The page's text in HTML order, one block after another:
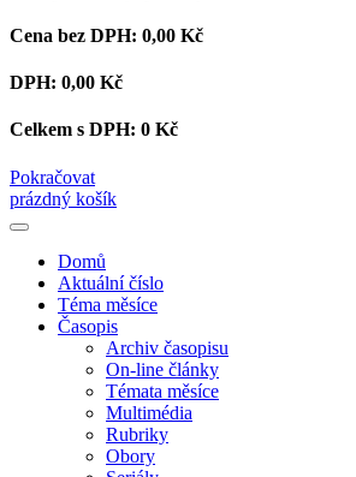
Cena bez DPH: 0,00 Kč
DPH: 0,00 Kč
Celkem s DPH: 0 Kč
Pokračovat
prázdný košík
Domů
Aktuální číslo
Téma měsíce
Časopis
Archiv časopisu
On-line články
Témata měsíce
Multimédia
Rubriky
Obory